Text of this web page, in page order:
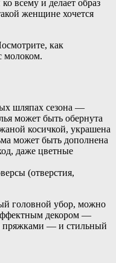
всему и делает образ
женщине хочется
как
молоком.
шляпах сезона —
может быть обернута
косичкой, украшена
может быть дополнена
даже цветные
(отверстия,
головной убор, можно
декором —
пряжками — и стильный